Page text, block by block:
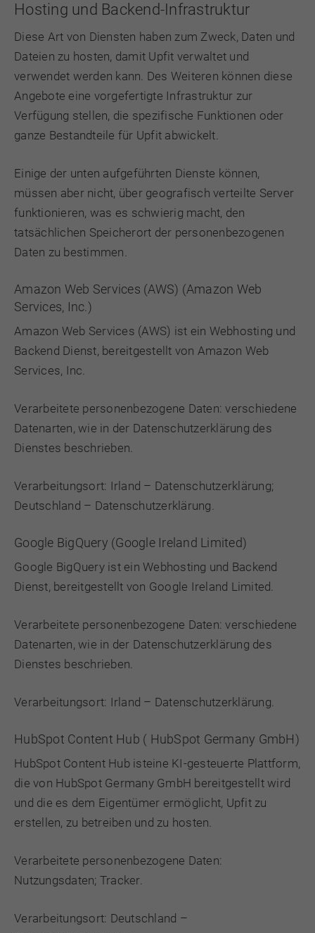
Hosting und Backend-Infrastruktur
Diese Art von Diensten haben zum Zweck, Daten und
Dateien zu hosten, damit Upfit verwaltet und
verwendet werden kann. Des Weiteren können diese
Angebote eine vorgefertigte Infrastruktur zur
Verfügung stellen, die spezifische Funktionen oder
ganze Bestandteile für Upfit abwickelt.
Einige der unten aufgeführten Dienste können,
müssen aber nicht, über geografisch verteilte Server
funktionieren, was es schwierig macht, den
tatsächlichen Speicherort der personenbezogenen
Daten zu bestimmen.
Amazon Web Services (AWS) (Amazon Web
Services, Inc.)
Amazon Web Services (AWS) ist ein Webhosting und
Backend Dienst, bereitgestellt von Amazon Web
Services, Inc.
Verarbeitete personenbezogene Daten: verschiedene
Datenarten, wie in der Datenschutzerklärung des
Dienstes beschrieben.
Verarbeitungsort: Irland – Datenschutzerklärung;
Deutschland – Datenschutzerklärung.
Google BigQuery (Google Ireland Limited)
Google BigQuery ist ein Webhosting und Backend
Dienst, bereitgestellt von Google Ireland Limited.
Verarbeitete personenbezogene Daten: verschiedene
Datenarten, wie in der Datenschutzerklärung des
Dienstes beschrieben.
Verarbeitungsort: Irland – Datenschutzerklärung.
HubSpot Content Hub ( HubSpot Germany GmbH)
HubSpot Content Hub isteine KI-gesteuerte Plattform,
die von HubSpot Germany GmbH bereitgestellt wird
und die es dem Eigentümer ermöglicht, Upfit zu
erstellen, zu betreiben und zu hosten.
Verarbeitete personenbezogene Daten:
Nutzungsdaten; Tracker.
Verarbeitungsort: Deutschland –